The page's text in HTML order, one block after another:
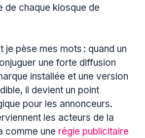
de chaque kiosque de
je pèse mes mots : quand un
une forte diffusion
installée et une version
il devient un point
pour les annonceurs.
les acteurs de la
comme une régie publicitaire